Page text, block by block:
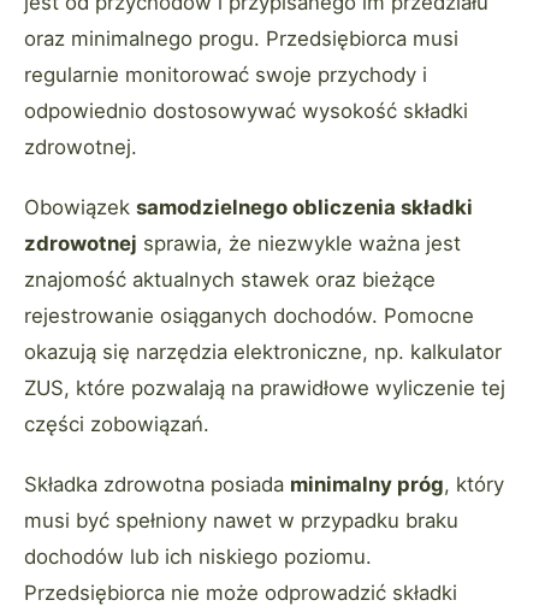
oraz minimalnego progu. Przedsiębiorca musi
regularnie monitorować swoje przychody i
odpowiednio dostosowywać wysokość składki
zdrowotnej.
Obowiązek samodzielnego obliczenia składki
zdrowotnej sprawia, że niezwykle ważna jest
znajomość aktualnych stawek oraz bieżące
rejestrowanie osiąganych dochodów. Pomocne
okazują się narzędzia elektroniczne, np. kalkulator
ZUS, które pozwalają na prawidłowe wyliczenie tej
części zobowiązań.
Składka zdrowotna posiada minimalny próg, który
musi być spełniony nawet w przypadku braku
dochodów lub ich niskiego poziomu.
Przedsiębiorca nie może odprowadzić składki